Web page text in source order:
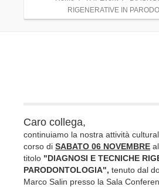
RIGENERATIVE IN
91100
Caro collega,
continuiamo la nostra attività
corso di SABATO 06 NOVEMBRE
titolo "DIAGNOSI E TECNICHE
PARODONTOLOGIA", tenuto dal
Marco Salin presso la Sala